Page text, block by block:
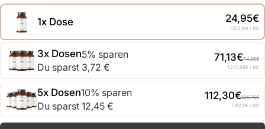
1x Dose 24,95€
1.313,16€/ KG
3x Dosen5% sparen
Du sparst 3,72 €
71,13€74,85€
1.247,89€/ KG
5x Dosen10% sparen
Du sparst 12,45 €
112,30€124,75€
1.182,11€/ KG